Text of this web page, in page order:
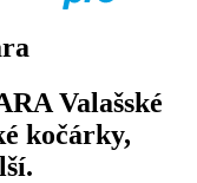
Valašské
kočárky,